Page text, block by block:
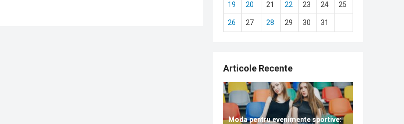
19 20 21 22 23 24 25
26 27 28 29 30 31
Articole Recente
Moda pentru evenimente sportive: